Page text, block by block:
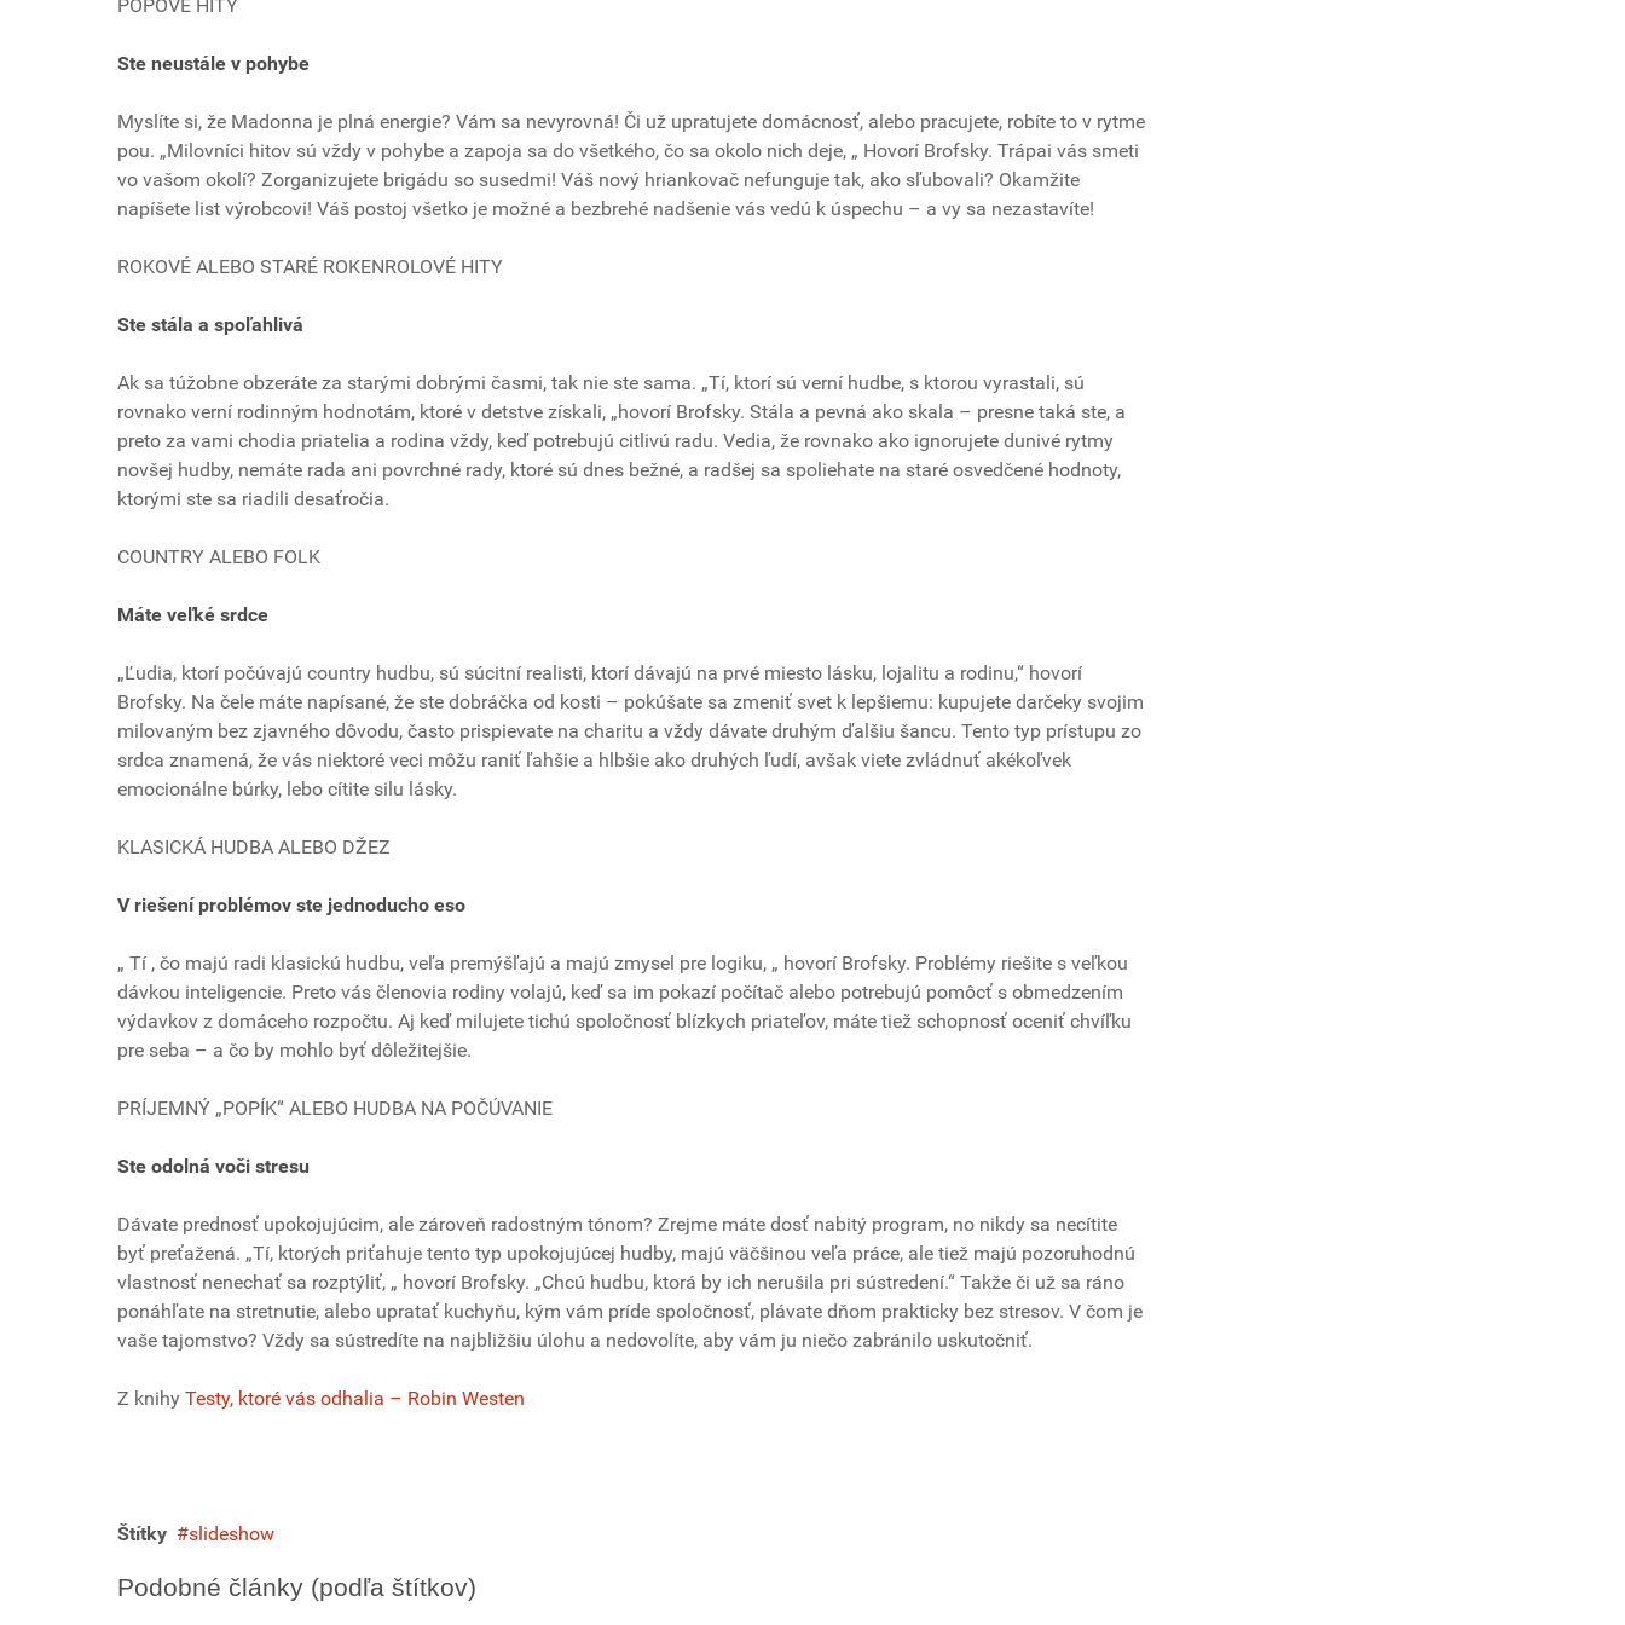
POPOVÉ HITY
Ste neustále v pohybe
Myslíte si, že Madonna je plná energie? Vám sa nevyrovná! Či už upratujete domácnosť, alebo pracujete, robíte to v rytme
pou. „Milovníci hitov sú vždy v pohybe a zapoja sa do všetkého, čo sa okolo nich deje, „ Hovorí Brofsky. Trápai vás smeti
vo vašom okolí? Zorganizujete brigádu so susedmi! Váš nový hriankovač nefunguje tak, ako sľubovali? Okamžite
napíšete list výrobcovi! Váš postoj všetko je možné a bezbrehé nadšenie vás vedú k úspechu – a vy sa nezastavíte!
ROKOVÉ ALEBO STARÉ ROKENROLOVÉ HITY
Ste stála a spoľahlivá
Ak sa túžobne obzeráte za starými dobrými časmi, tak nie ste sama. „Tí, ktorí sú verní hudbe, s ktorou vyrastali, sú
rovnako verní rodinným hodnotám, ktoré v detstve získali, „hovorí Brofsky. Stála a pevná ako skala – presne taká ste, a
preto za vami chodia priatelia a rodina vždy, keď potrebujú citlivú radu. Vedia, že rovnako ako ignorujete dunivé rytmy
novšej hudby, nemáte rada ani povrchné rady, ktoré sú dnes bežné, a radšej sa spoliehate na staré osvedčené hodnoty,
ktorými ste sa riadili desaťročia.
COUNTRY ALEBO FOLK
Máte veľké srdce
„Ľudia, ktorí počúvajú country hudbu, sú súcitní realisti, ktorí dávajú na prvé miesto lásku, lojalitu a rodinu,“ hovorí
Brofsky. Na čele máte napísané, že ste dobráčka od kosti – pokúšate sa zmeniť svet k lepšiemu: kupujete darčeky svojim
milovaným bez zjavného dôvodu, často prispievate na charitu a vždy dávate druhým ďalšiu šancu. Tento typ prístupu zo
srdca znamená, že vás niektoré veci môžu raniť ľahšie a hlbšie ako druhých ľudí, avšak viete zvládnuť akékoľvek
emocionálne búrky, lebo cítite silu lásky.
KLASICKÁ HUDBA ALEBO DŽEZ
V riešení problémov ste jednoducho eso
„ Tí , čo majú radi klasickú hudbu, veľa premýšľajú a majú zmysel pre logiku, „ hovorí Brofsky. Problémy riešite s veľkou
dávkou inteligencie. Preto vás členovia rodiny volajú, keď sa im pokazí počítač alebo potrebujú pomôcť s obmedzením
výdavkov z domáceho rozpočtu. Aj keď milujete tichú spoločnosť blízkych priateľov, máte tiež schopnosť oceniť chvíľku
pre seba – a čo by mohlo byť dôležitejšie.
PRÍJEMNÝ „POPÍK“ ALEBO HUDBA NA POČÚVANIE
Ste odolná voči stresu
Dávate prednosť upokojujúcim, ale zároveň radostným tónom? Zrejme máte dosť nabitý program, no nikdy sa necítite
byť preťažená. „Tí, ktorých priťahuje tento typ upokojujúcej hudby, majú väčšinou veľa práce, ale tiež majú pozoruhodnú
vlastnosť nenechať sa rozptýliť, „ hovorí Brofsky. „Chcú hudbu, ktorá by ich nerušila pri sústredení.“ Takže či už sa ráno
ponáhľate na stretnutie, alebo upratať kuchyňu, kým vám príde spoločnosť, plávate dňom prakticky bez stresov. V čom je
vaše tajomstvo? Vždy sa sústredíte na najbližšiu úlohu a nedovolíte, aby vám ju niečo zabránilo uskutočniť.
Z knihy Testy, ktoré vás odhalia – Robin Westen
Štítky slideshow
Podobné články (podľa štítkov)